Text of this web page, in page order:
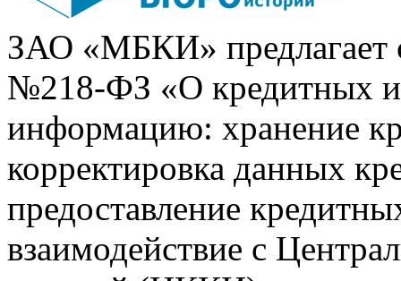
ЗАО «МБКИ» предлагает
№218-ФЗ «О кредитных
информацию: хранение
корректировка данных
предоставление
взаимодействие с